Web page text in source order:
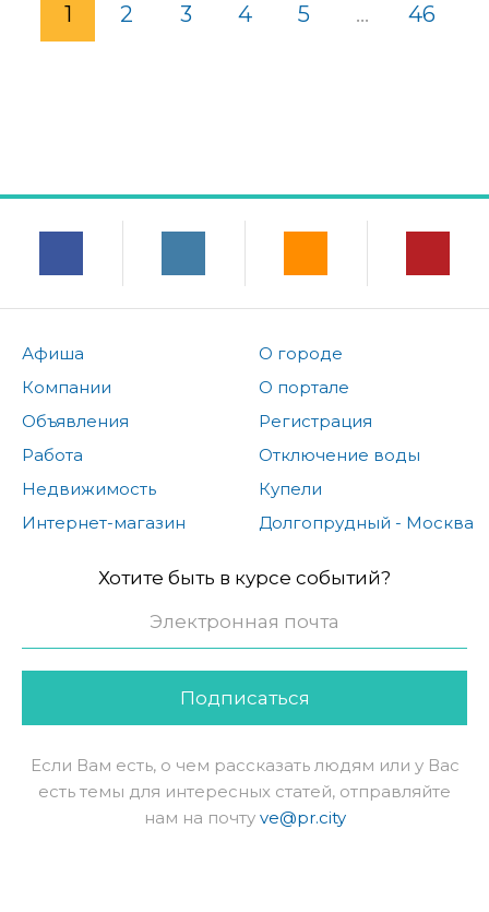
1 2 3 4 5 ... 46
Афиша
Компании
Объявления
Работа
Недвижимость
Интернет-магазин
О городе
О портале
Регистрация
Отключение воды
Купели
Долгопрудный - Москва
Хотите быть в курсе событий?
Подписаться
Если Вам есть, о чем рассказать людям или у Вас
есть темы для интересных статей, отправляйте
нам на почту ve@pr.city